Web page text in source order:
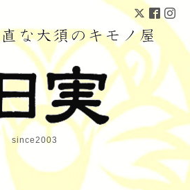
since2003